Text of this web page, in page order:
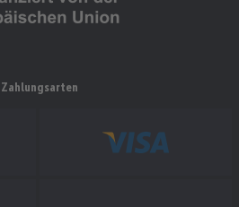
Zahlungsarten